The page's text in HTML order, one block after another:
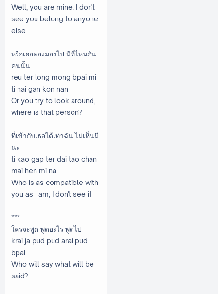
Well, you are mine. I don't
see you belong to anyone
else
หรือเธอลองมองไป มีที่ไหนกัน
คนนั้น
reu ter long mong bpai mi
ti nai gan kon nan
Or you try to look around,
where is that person?
ที่เข้ากับเธอได้เท่าฉัน ไม่เห็นมี
นะ
ti kao gap ter dai tao chan
mai hen mi na
Who is as compatible with
you as I am, I don't see it
***
ใครจะพูด พูดอะไร พูดไป
krai ja pud pud arai pud
bpai
Who will say what will be
said?